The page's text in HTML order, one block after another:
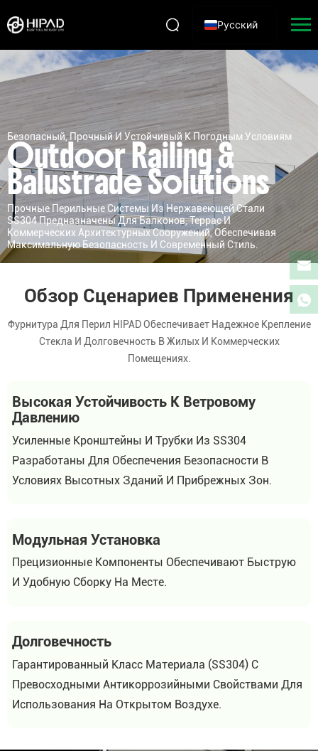
Русский
Безопасный, Прочный И Устойчивый К Погодным Условиям
Outdoor Railing &
Balustrade Solutions
Прочные Перильные Системы Из Нержавеющей Стали
SS304 Предназначены Для Балконов, Террас И
Коммерческих Архитектурных Сооружений, Обеспечивая
Максимальную Безопасность И Современный Стиль.
Обзор Сценариев Применения
Фурнитура Для Перил HIPAD Обеспечивает Надежное Крепление
Стекла И Долговечность В Жилых И Коммерческих
Помещениях.
Высокая Устойчивость К Ветровому
Давлению
Усиленные Кронштейны И Трубки Из SS304
Разработаны Для Обеспечения Безопасности В
Условиях Высотных Зданий И Прибрежных Зон.
Модульная Установка
Прецизионные Компоненты Обеспечивают Быструю
И Удобную Сборку На Месте.
Долговечность
Гарантированный Класс Материала (SS304) С
Превосходными Антикоррозийными Свойствами Для
Использования На Открытом Воздухе.